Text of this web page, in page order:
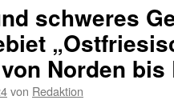
schweres
Norden bis
von Redaktion